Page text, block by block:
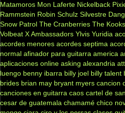
Matamoros Mon Laferte Nickelback
Rammstein Robin Schulz Silvestre
Snow Patrol The Cranberries The Kooks
Volbeat X Ambassadors Ylvis Yuridia
acordes menores acordes septima
normal afinador para guitarra america
aplicaciones online asking alexandria
luengo benny ibarra billy joel billy talent
brides brian may bryant myers cancion
canciones en guitarra caos cartel de
cesar de guatemala chamamé chico